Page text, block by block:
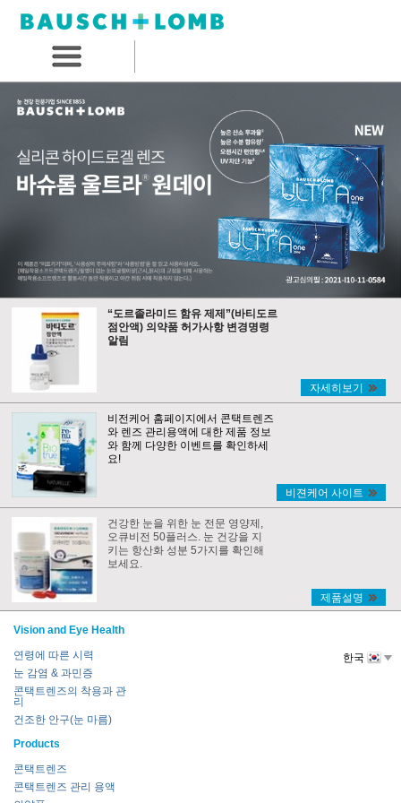
“도르졸라미드 함유 제제”(바티도르
점안액) 의약품 허가사항 변경명령
알림
자세히보기
비전케어 홈페이지에서 콘택트렌즈
와 렌즈 관리용액에 대한 제품 정보
와 함께 다양한 이벤트를 확인하세
요!
비젼케어 사이트
건강한 눈을 위한 눈 전문 영양제,
오큐비전 50플러스. 눈 건강을 지
키는 항산화 성분 5가지를 확인해
보세요.
제품설명
Vision and Eye Health
연령에 따른 시력
눈 감염 & 과민증
콘택트렌즈의 착용과 관
리
건조한 안구(눈 마름)
Products
콘택트렌즈
콘택트렌즈 관리 용액
한국